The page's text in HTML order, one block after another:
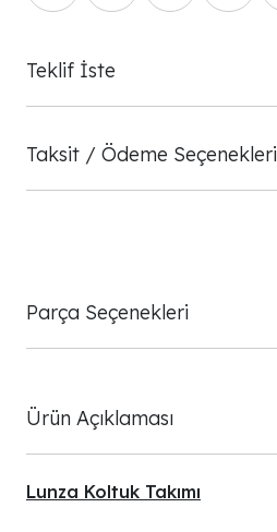
Teklif İste
Taksit / Ödeme Seçenekleri
Parça Seçenekleri
Ürün Açıklaması
Lunza Koltuk Takımı